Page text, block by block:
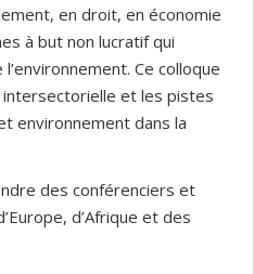
en droit, en économie
à but non lucratif qui
Ce colloque
et les pistes
environnement dans la
des conférenciers et
d’Afrique et des